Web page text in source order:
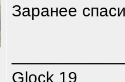
Заранее
Glock 19